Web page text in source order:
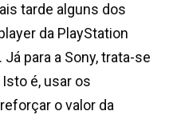
tarde alguns dos
da PlayStation
para a Sony, trata-se
é, usar os
o valor da